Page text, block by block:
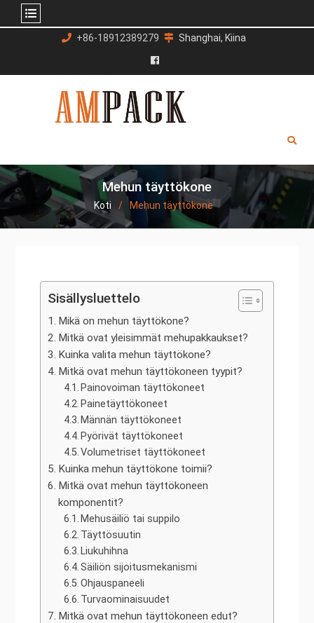
+86-18912389279 Shanghai, Kiina
Facebook
Mehun täyttökone
Koti Mehun täyttökone
Sisällysluettelo
Mikä on mehun täyttökone?
Mitkä ovat yleisimmät mehupakkaukset?
Kuinka valita mehun täyttökone?
Mitkä ovat mehun täyttökoneen tyypit?
Painovoiman täyttökoneet
Painetäyttökoneet
Männän täyttökoneet
Pyörivät täyttökoneet
Volumetriset täyttökoneet
Kuinka mehun täyttökone toimii?
Mitkä ovat mehun täyttökoneen
komponentit?
Mehusäiliö tai suppilo
Täyttösuutin
Liukuhihna
Säiliön sijoitusmekanismi
Ohjauspaneeli
Turvaominaisuudet
Mitkä ovat mehun täyttökoneen edut?